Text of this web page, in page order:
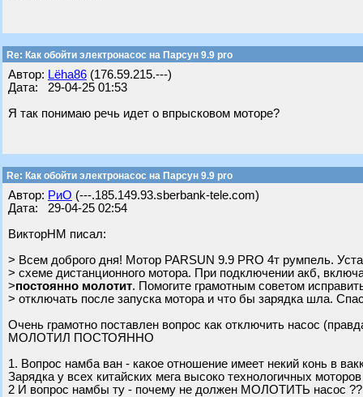
Re: Как обойти электронасос на Парсун 9.9 pro
Автор: Lёha86 (176.59.215.---)
Дата: 29-04-25 01:53
Я так понимаю речь идет о впрысковом моторе?
Re: Как обойти электронасос на Парсун 9.9 pro
Автор: РиО (---.185.149.93.sberbank-tele.com)
Дата: 29-04-25 02:54
ВикторНМ писал:
> Всем доброго дня! Мотор PARSUN 9.9 PRO 4т румпель.
> схеме дистанционного мотора. При подключении акб,
>постоянно молотит. Помогите грамотным советом
> отключать после запуска мотора и что бы зарядка шла.
Очень грамотно поставлен вопрос как отключить насос
МОЛОТИЛ ПОСТОЯННО
1. Вопрос намба ван - какое отношение имеет некий конь в
Зарядка у всех китайских мега высоко технологичных
2 И вопрос намбы ту - почему не должен МОЛОТИТЬ насос ??